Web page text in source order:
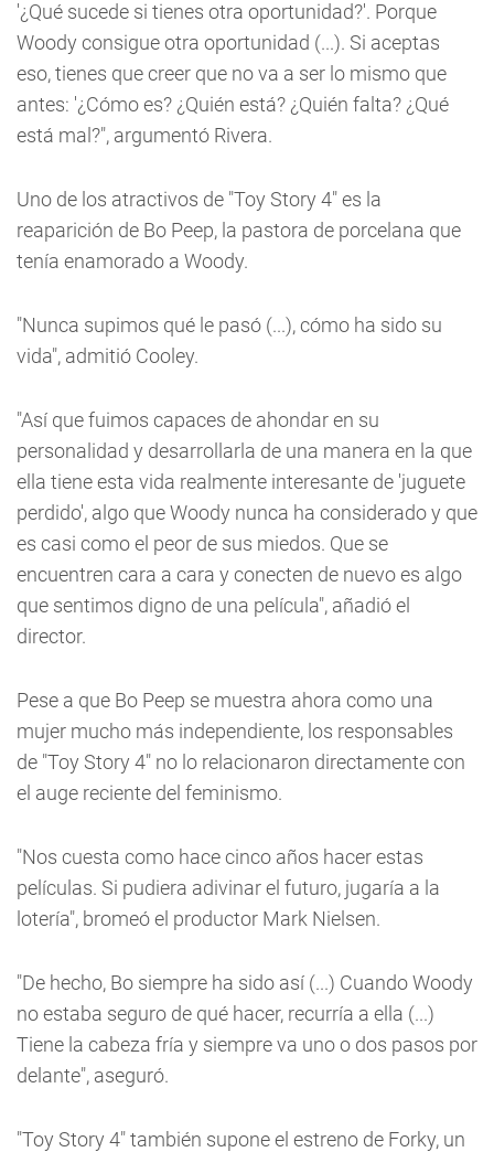
'¿Qué sucede si tienes otra oportunidad?'. Porque
Woody consigue otra oportunidad (...). Si aceptas
eso, tienes que creer que no va a ser lo mismo que
antes: '¿Cómo es? ¿Quién está? ¿Quién falta? ¿Qué
está mal?", argumentó Rivera.
Uno de los atractivos de "Toy Story 4" es la
reaparición de Bo Peep, la pastora de porcelana que
tenía enamorado a Woody.
"Nunca supimos qué le pasó (...), cómo ha sido su
vida", admitió Cooley.
"Así que fuimos capaces de ahondar en su
personalidad y desarrollarla de una manera en la que
ella tiene esta vida realmente interesante de 'juguete
perdido', algo que Woody nunca ha considerado y que
es casi como el peor de sus miedos. Que se
encuentren cara a cara y conecten de nuevo es algo
que sentimos digno de una película", añadió el
director.
Pese a que Bo Peep se muestra ahora como una
mujer mucho más independiente, los responsables
de "Toy Story 4" no lo relacionaron directamente con
el auge reciente del feminismo.
"Nos cuesta como hace cinco años hacer estas
películas. Si pudiera adivinar el futuro, jugaría a la
lotería", bromeó el productor Mark Nielsen.
"De hecho, Bo siempre ha sido así (...) Cuando Woody
no estaba seguro de qué hacer, recurría a ella (...)
Tiene la cabeza fría y siempre va uno o dos pasos por
delante", aseguró.
"Toy Story 4" también supone el estreno de Forky, un